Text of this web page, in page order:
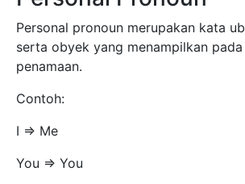
Personal pronoun merupakan kata
serta obyek yang menampilkan
penamaan.
Contoh:
I => Me
You => You